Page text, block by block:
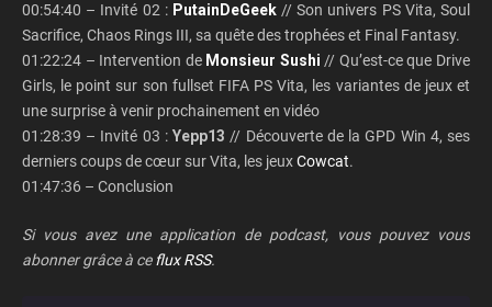
00:54:40 – Invité 02 : PutainDeGeek// Son univers PS Vita, Soul
Sacrifice, Chaos Rings III, sa quête des trophées et Final Fantasy.
01:22:24 – Intervention de Monsieur Sushi // Qu’est-ce que Drive
Girls, le point sur son fullset FIFA PS Vita, les variantes de jeux et
une surprise à venir prochainement en vidéo
01:28:39 – Invité 03 :Yepp13 // Découverte de la GPD Win 4, ses
derniers coups de cœur sur Vita, les jeuxCowcat.
01:47:36 – Conclusion
Si vous avez une application de podcast, vous pouvez vous
abonner grâce à ceflux RSS.